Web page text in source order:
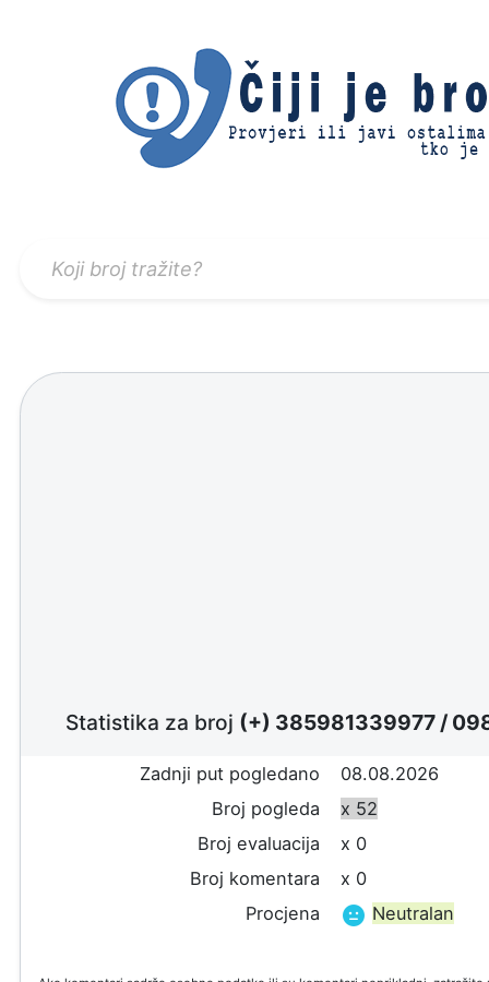
Statistika za broj (+) 385981339977 /
Zadnji put pogledano
08.08.2026
Broj pogleda
x 52
Broj evaluacija
x 0
Broj komentara
x 0
Procjena
Neutralan